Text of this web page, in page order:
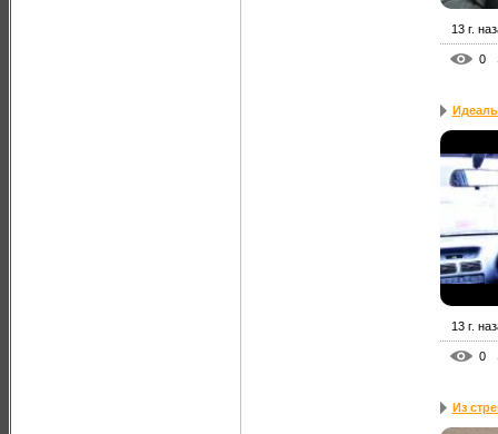
13 г.
0
13 г.
0
Из